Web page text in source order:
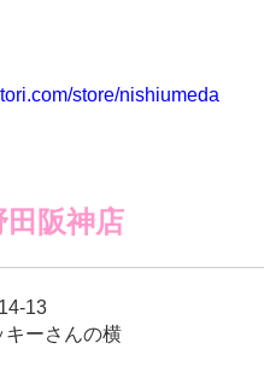
store/nishiumeda
阪神店
13
キーさんの横